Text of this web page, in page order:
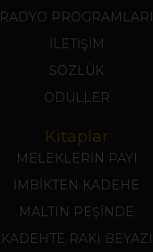
RADYO PROGRAMLARI
İLETİŞİM
SÖZLÜK
ÖDÜLLER
Kitaplar
MELEKLERİN PAYI
İMBİKTEN KADEHE
MALTIN PEŞİNDE
KADEHTE RAKI BEYAZI